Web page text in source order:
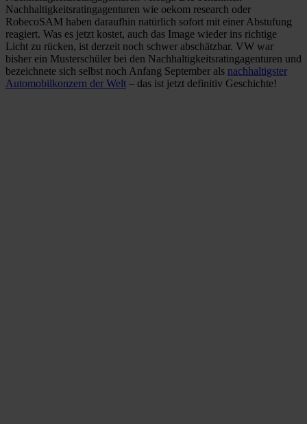
Nachhaltigkeitsratingagenturen wie oekom research oder
RobecoSAM haben daraufhin natürlich sofort mit einer Abstufung
reagiert. Was es jetzt kostet, auch das Image wieder ins richtige
Licht zu rücken, ist derzeit noch schwer abschätzbar. VW war
bisher ein Musterschüler bei den Nachhaltigkeitsratingagenturen und
bezeichnete sich selbst noch Anfang September als nachhaltigster
Automobilkonzern der Welt – das ist jetzt definitiv Geschichte!